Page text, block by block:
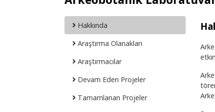
Hakkında
Araştırma Olanakları
Araştırmacılar
Devam Eden Projeler
Tamamlanan Projeler